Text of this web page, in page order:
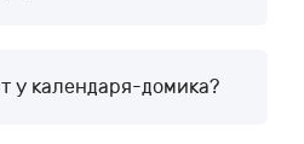
у календаря-домика?